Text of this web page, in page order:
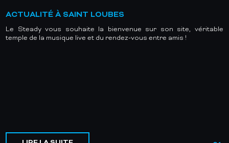
ACTUALITÉ À SAINT LOUBES
Le Steady vous souhaite la bienvenue sur son site, véritable
temple de la musique live et du rendez-vous entre amis !